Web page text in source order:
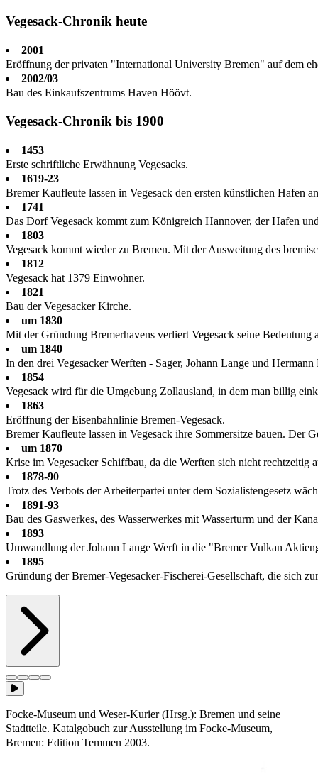
Vegesack-Chronik heute
2001
Eröffnung der privaten "International University Bremen" auf dem
2002/03
Bau des Einkaufszentrums Haven Höövt.
Vegesack-Chronik bis 1900
1453
Erste schriftliche Erwähnung Vegesacks.
1619-23
Bremer Kaufleute lassen in Vegesack den ersten künstlichen Hafen
1741
Das Dorf Vegesack kommt zum Königreich Hannover, der Hafen
1803
Vegesack kommt wieder zu Bremen. Mit der Ausweitung des
1812
Vegesack hat 1379 Einwohner.
1821
Bau der Vegesacker Kirche.
um 1830
Mit der Gründung Bremerhavens verliert Vegesack seine
um 1840
In den drei Vegesacker Werften - Sager, Johann Lange und
1854
Vegesack wird für die Umgebung Zollausland, in dem man billig
1863
Eröffnung der Eisenbahnlinie Bremen-Vegesack.
Bremer Kaufleute lassen in Vegesack ihre Sommersitze bauen.
um 1870
Krise im Vegesacker Schiffbau, da die Werften sich nicht
1878-90
Trotz des Verbots der Arbeiterpartei unter dem Sozialistengesetz
1891-93
Bau des Gaswerkes, des Wasserwerkes mit Wasserturm und der
1893
Umwandlung der Johann Lange Werft in die "Bremer Vulkan
1895
Gründung der Bremer-Vegesacker-Fischerei-Gesellschaft, die sich
Focke-Museum und Weser-Kurier (Hrsg.): Bremen und seine
Stadtteile. Katalgobuch zur Ausstellung im Focke-Museum,
Bremen: Edition Temmen 2003.